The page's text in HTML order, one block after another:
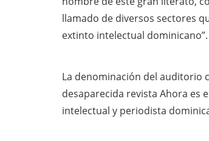
llamado de diversos sectores
extinto intelectual dominicano”.
La denominación del auditorio
desaparecida revista Ahora es
intelectual y periodista